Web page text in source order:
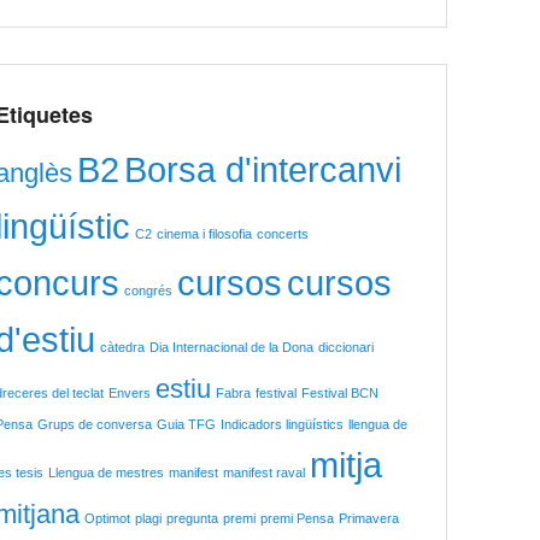
B2 Borsa d'intercanvi
C2 cinema i filosofia concerts
congrés cursoscursos
càtedra Dia Internacional de la Dona diccionari
del teclat Envers estiu Fabra festival Festival BCN
Grups de conversa Guia TFG Indicadors lingüístics llengua de
tesis Llengua de mestres manifest manifest raval mitja
Optimot plagi pregunta premi premi Pensa Primavera